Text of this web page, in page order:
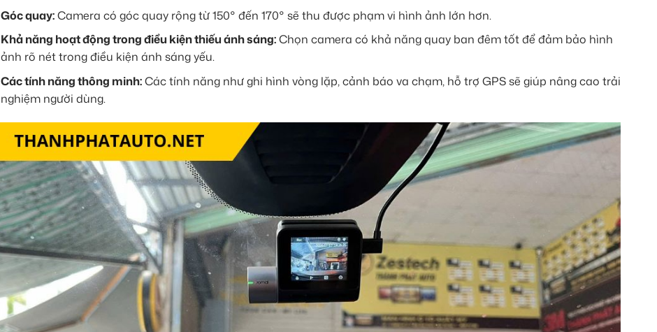
Góc quay:Camera có góc quay rộng từ 150° đến 170° sẽ thu được phạm vi hình ảnh lớn hơn.
Khả năng hoạt động trong điều kiện thiếu ánh sáng:Chọn camera có khả năng quay ban đêm tốt để đảm bảo hình
ảnh rõ nét trong điều kiện ánh sáng yếu.
Các tính năng thông minh:Các tính năng như ghi hình vòng lặp, cảnh báo va chạm, hỗ trợ GPS sẽ giúp nâng cao trải
nghiệm người dùng.